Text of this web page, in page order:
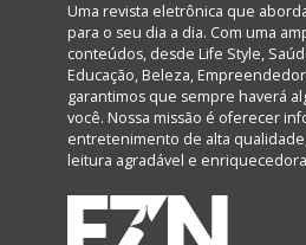
Uma revista eletrônica que
para o seu dia a dia. Com uma
conteúdos, desde Life Style,
Educação, Beleza,
garantimos que sempre haverá
você. Nossa missão é oferecer
entretenimento de alta
leitura agradável e